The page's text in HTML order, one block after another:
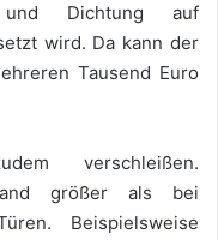
und Dichtung auf
wird. Da kann der
Tausend Euro
verschleißen.
größer als bei
Beispielsweise